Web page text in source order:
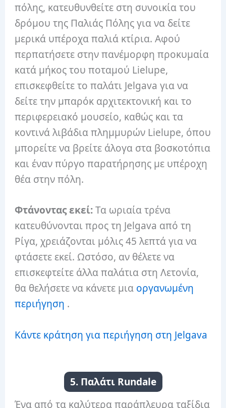
πόλης, κατευθυνθείτε στη συνοικία του
δρόμου της Παλιάς Πόλης για να δείτε
μερικά υπέροχα παλιά κτίρια.Αφού
περπατήσετε στην πανέμορφη προκυμαία
κατά μήκος του ποταμού Lielupe,
επισκεφθείτε το παλάτι Jelgava για να
δείτε την μπαρόκ αρχιτεκτονική και το
περιφερειακό μουσείο, καθώς και τα
κοντινά λιβάδια πλημμυρών Lielupe, όπου
μπορείτε να βρείτε άλογα στα βοσκοτόπια
και έναν πύργο παρατήρησης με υπέροχη
θέα στην πόλη.
Φτάνοντας εκεί:Τα ωριαία τρένα
κατευθύνονται προς τη Jelgava από τη
Ρίγα, χρειάζονται μόλις 45 λεπτά για να
φτάσετε εκεί.Ωστόσο, αν θέλετε να
επισκεφτείτε άλλα παλάτια στη Λετονία,
θα θελήσετε να κάνετε μια οργανωμένη
περιήγηση .
Κάντε κράτηση για περιήγηση στη Jelgava
5. Παλάτι Rundale
Ένα από τα καλύτερα παράπλευρα ταξίδια